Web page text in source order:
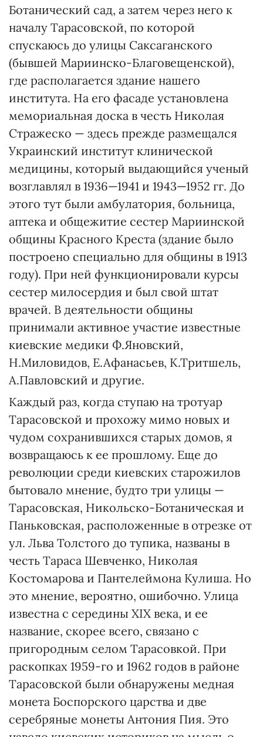
Ботанический сад, а затем через него к
началу Тарасовской, по которой
спускаюсь до улицы Саксаганского
(бывшей Мариинско-Благовещенской),
где располагается здание нашего
института. На его фасаде установлена
мемориальная доска в честь Николая
Стражеско — здесь прежде размещался
Украинский институт клинической
медицины, который выдающийся ученый
возглавлял в 1936—1941 и 1943—1952 гг. До
этого тут были амбулатория, больница,
аптека и общежитие сестер Мариинской
общины Красного Креста (здание было
построено специально для общины в 1913
году). При ней функционировали курсы
сестер милосердия и был свой штат
врачей. В деятельности общины
принимали активное участие известные
киевские медики Ф.Яновский,
Н.Миловидов, Е.Афанасьев, К.Тритшель,
А.Павловский и другие.
Каждый раз, когда ступаю на тротуар
Тарасовской и прохожу мимо новых и
чудом сохранившихся старых домов, я
возвращаюсь к ее прошлому. Еще до
революции среди киевских старожилов
бытовало мнение, будто три улицы —
Тарасовская, Никольско-Ботаническая и
Паньковская, расположенные в отрезке от
ул. Льва Толстого до тупика, названы в
честь Тараса Шевченко, Николая
Костомарова и Пантелеймона Кулиша. Но
это мнение, вероятно, ошибочно. Улица
известна с середины XIX века, и ее
название, скорее всего, связано с
пригородным селом Тарасовкой. При
раскопках 1959-го и 1962 годов в районе
Тарасовской были обнаружены медная
монета Боспорского царства и две
серебряные монеты Антония Пия. Это